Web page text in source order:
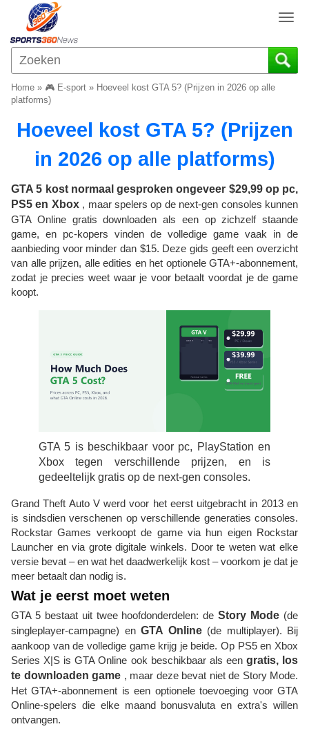
T
g
g
a
v
a
t
i
o
n
Home » 🎮 E-sport » Hoeveel kost GTA 5? (Prijzen in 2026 op alle
platforms)
Hoeveel kost GTA 5? (Prijzen
in 2026 op alle platforms)
GTA 5 kost normaal gesproken ongeveer $29,99 op pc,
PS5 en Xbox, maar spelers op de next-gen consoles kunnen
GTA Online gratis downloaden als een op zichzelf staande
game, en pc-kopers vinden de volledige game vaak in de
aanbieding voor minder dan $15. Deze gids geeft een overzicht
van alle prijzen, alle edities en het optionele GTA+-abonnement,
zodat je precies weet waar je voor betaalt voordat je de game
koopt.
GTA 5 is beschikbaar voor pc, PlayStation en
Xbox tegen verschillende prijzen, en is
gedeeltelijk gratis op de next-gen consoles.
Grand Theft Auto V werd voor het eerst uitgebracht in 2013 en
is sindsdien verschenen op verschillende generaties consoles.
Rockstar Games verkoopt de game via hun eigen Rockstar
Launcher en via grote digitale winkels. Door te weten wat elke
versie bevat – en wat het daadwerkelijk kost – voorkom je dat je
meer betaalt dan nodig is.
Wat je eerst moet weten
GTA 5 bestaat uit twee hoofdonderdelen: deStory Mode (de
singleplayer-campagne) en GTA Online(de multiplayer). Bij
aankoop van de volledige game krijg je beide. Op PS5 en Xbox
Series X|S is GTA Online ook beschikbaar als een gratis, los
te downloaden game , maar deze bevat niet de Story Mode.
Het GTA+-abonnement is een optionele toevoeging voor GTA
Online-spelers die elke maand bonusvaluta en extra's willen
ontvangen.